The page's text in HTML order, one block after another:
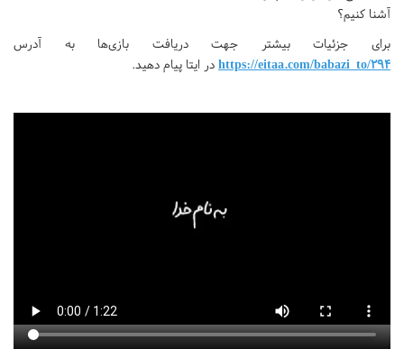
آشنا کنیم؟
برای جزئیات بیشتر جهت دریافت بازی‌ها به آدرس
https://eitaa.com/babazi_to/294 در ایتا پیام دهید.